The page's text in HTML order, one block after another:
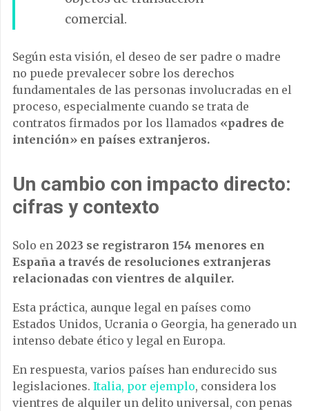
comercial.
Según esta visión, el deseo de ser padre o madre
no puede prevalecer sobre los derechos
fundamentales de las personas involucradas en el
proceso, especialmente cuando se trata de
contratos firmados por los llamados «padres de
intención» en países extranjeros.
Un cambio con impacto directo:
cifras y contexto
Solo en 2023 se registraron 154 menores en
España a través de resoluciones extranjeras
relacionadas con vientres de alquiler.
Esta práctica, aunque legal en países como
Estados Unidos, Ucrania o Georgia, ha generado un
intenso debate ético y legal en Europa.
En respuesta, varios países han endurecido sus
legislaciones. Italia, por ejemplo, considera los
vientres de alquiler un delito universal, con penas